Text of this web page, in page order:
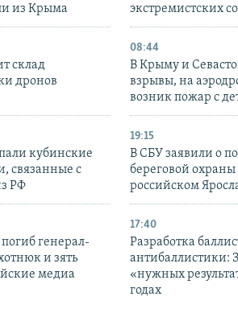
из Крыма
экстремистских
склад
дронов
08:44
В Крыму и
взрывы, на
возник пожар с
кубинские
связанные с
РФ
19:15
В СБУ заявили о
береговой
российском
генерал-
и зять
медиа
17:40
Разработка
антибаллистики:
«нужных
годах